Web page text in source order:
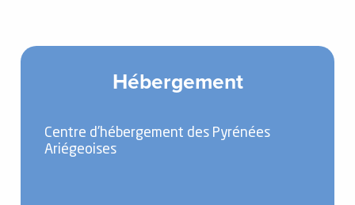
Hébergement
Centre d’hébergement des Pyrénées
Ariégeoises